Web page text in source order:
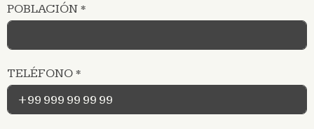
POBLACIÓN*
TELÉFONO*